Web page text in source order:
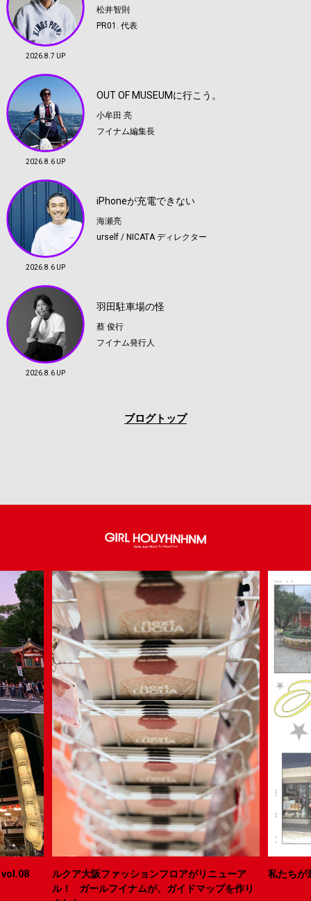
2026.8.7 UP
松井智則
PR01. 代表
2026.8.6 UP
OUT OF MUSEUMに行こう。
小牟田 亮
フイナム編集長
2026.8.6 UP
iPhoneが充電できない
海瀬亮
urself / NICATA ディレクター
2026.8.6 UP
羽田駐車場の怪
蔡 俊行
フイナム発行人
ブログトップ
vol.08
ルクア大阪ファッションフロアがリニューア
ル！ ガールフイナムが、ガイドマップを作り
私たちが